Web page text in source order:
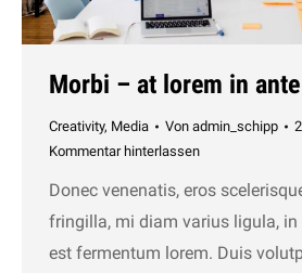
Morbi – at lorem in
Creativity, Media Von admin_schipp
Kommentar hinterlassen
Donec venenatis, eros
fringilla, mi diam varius ligula, in
est fermentum lorem. Duis